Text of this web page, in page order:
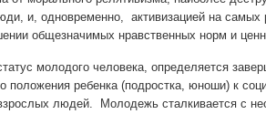
и, одновременно, активизацией на самых
общезначимых нравственных норм и
молодого человека, определяется
положения ребенка (подростка, юноши) к
людей. Молодежь сталкивается с